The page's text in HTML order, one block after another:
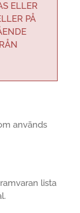
ELLER
PÅ
används
lista